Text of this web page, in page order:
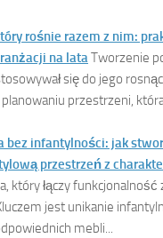
rośnie razem z nim:
na lataTworzenie
się do jego
przestrzeni,
bez infantylności: jak
przestrzeń z
który łączy
jest unikanie
mebli...